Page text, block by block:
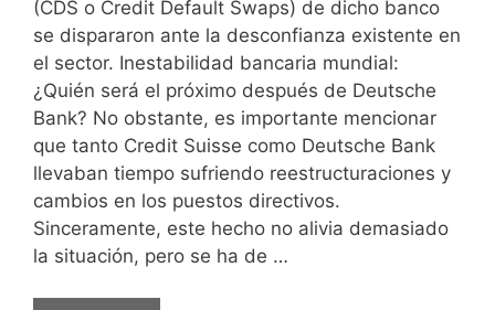
(CDS o Credit Default Swaps) de dicho banco
se dispararon ante la desconfianza existente en
el sector. Inestabilidad bancaria mundial:
¿Quién será el próximo después de Deutsche
Bank? No obstante, es importante mencionar
que tanto Credit Suisse como Deutsche Bank
llevaban tiempo sufriendo reestructuraciones y
cambios en los puestos directivos.
Sinceramente, este hecho no alivia demasiado
la situación, pero se ha de …